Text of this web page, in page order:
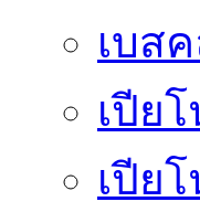
เบส
เปีย
เปีย